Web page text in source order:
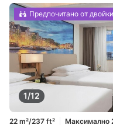
1/12
Предпочитано от двойки
22 m²/237 ft² Максимално